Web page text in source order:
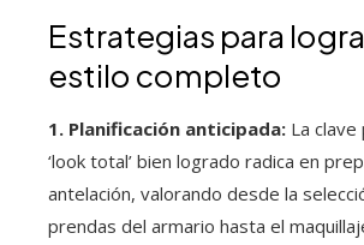
Estrategias para
estilo completo
1. Planificación anticipada: La
‘look total’ bien logrado radica en
antelación, valorando desde la
prendas del armario hasta el